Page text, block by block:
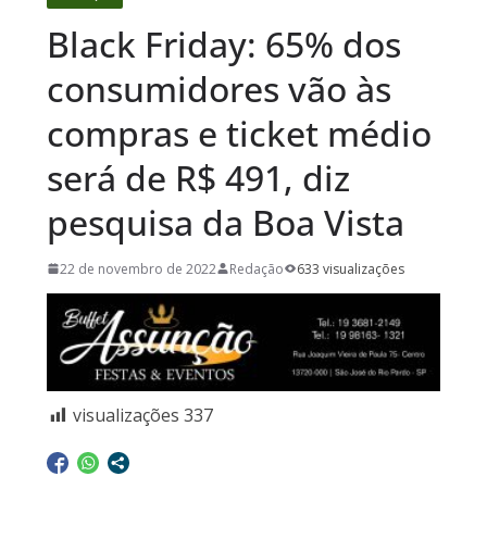
Black Friday: 65% dos
consumidores vão às
compras e ticket médio
será de R$ 491, diz
pesquisa da Boa Vista
22 de novembro de 2022 Redação 633 visualizações
visualizações 337